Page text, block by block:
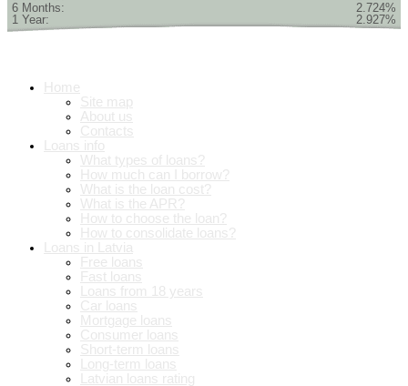
6 Months:
2.724%
1 Year:
2.927%